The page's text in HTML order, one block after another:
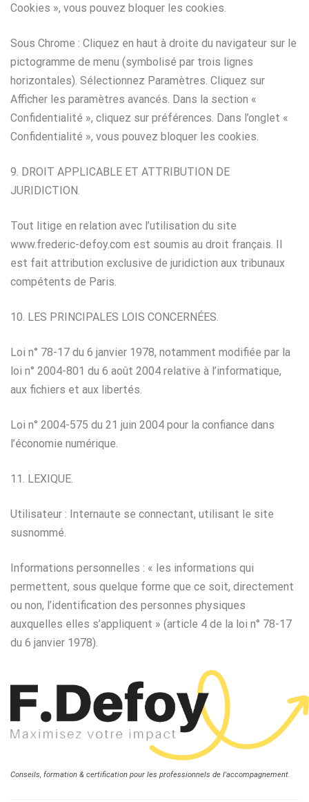
Cookies », vous pouvez bloquer les cookies.
Sous Chrome : Cliquez en haut à droite du navigateur sur le
pictogramme de menu (symbolisé par trois lignes
horizontales). Sélectionnez Paramètres. Cliquez sur
Afficher les paramètres avancés. Dans la section «
Confidentialité », cliquez sur préférences. Dans l’onglet «
Confidentialité », vous pouvez bloquer les cookies.
9. DROIT APPLICABLE ET ATTRIBUTION DE
JURIDICTION.
Tout litige en relation avec l’utilisation du site
www.frederic-defoy.com est soumis au droit français. Il
est fait attribution exclusive de juridiction aux tribunaux
compétents de Paris.
10. LES PRINCIPALES LOIS CONCERNÉES.
Loi n° 78-17 du 6 janvier 1978, notamment modifiée par la
loi n° 2004-801 du 6 août 2004 relative à l’informatique,
aux fichiers et aux libertés.
Loi n° 2004-575 du 21 juin 2004 pour la confiance dans
l’économie numérique.
11. LEXIQUE.
Utilisateur : Internaute se connectant, utilisant le site
susnommé.
Informations personnelles : « les informations qui
permettent, sous quelque forme que ce soit, directement
ou non, l’identification des personnes physiques
auxquelles elles s’appliquent » (article 4 de la loi n° 78-17
du 6 janvier 1978).
Conseils, formation & certification pour les professionnels de l'accompagnement.